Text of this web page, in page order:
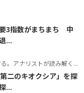
要3指数がまちまち 中
...
リストが読み解くテーマの本質
二のキオクシア」を探
...